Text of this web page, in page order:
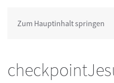
Zum Hauptinhalt springen